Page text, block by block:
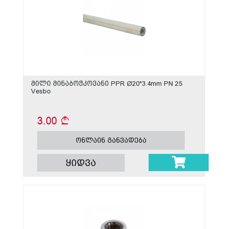
მილი მინაბოჭკოვანი PPR Ø20*3.4mm PN 25
Vesbo
3.00
ონლაინ განვადება
ყიდვა